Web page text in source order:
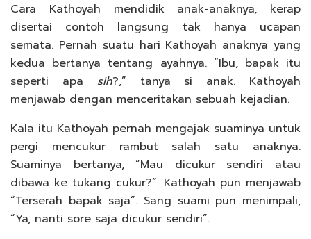
Cara Kathoyah mendidik anak-anaknya, kerap
disertai contoh langsung tak hanya ucapan
semata. Pernah suatu hari Kathoyah anaknya yang
kedua bertanya tentang ayahnya. “Ibu, bapak itu
seperti apa sih?,” tanya si anak. Kathoyah
menjawab dengan menceritakan sebuah kejadian.
Kala itu Kathoyah pernah mengajak suaminya untuk
pergi mencukur rambut salah satu anaknya.
Suaminya bertanya, “Mau dicukur sendiri atau
dibawa ke tukang cukur?”. Kathoyah pun menjawab
“Terserah bapak saja”. Sang suami pun menimpali,
“Ya, nanti sore saja dicukur sendiri”.